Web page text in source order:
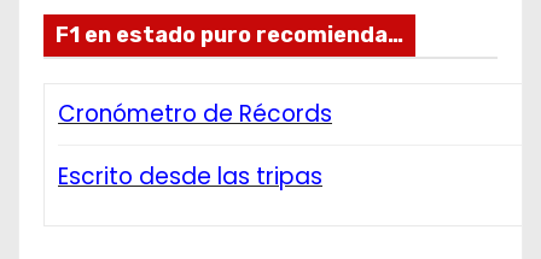
F1 en estado puro recomienda…
Cronómetro de Récords
Escrito desde las tripas